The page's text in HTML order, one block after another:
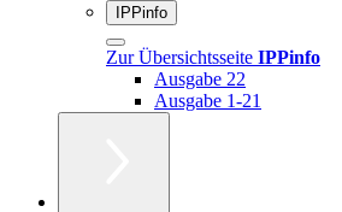
IPPinfo
Zur Übersichtsseite IPPinfo
Ausgabe 22
Ausgabe 1-21